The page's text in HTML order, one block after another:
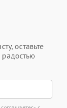
оставьте